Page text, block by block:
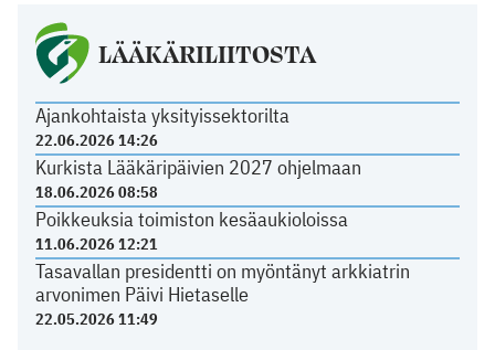
LÄÄKÄRILIITOSTA
Ajankohtaista yksityissektorilta
22.06.2026 14:26
Kurkista Lääkäripäivien 2027 ohjelmaan
18.06.2026 08:58
Poikkeuksia toimiston kesäaukioloissa
11.06.2026 12:21
Tasavallan presidentti on myöntänyt arkkiatrin
arvonimen Päivi Hietaselle
22.05.2026 11:49